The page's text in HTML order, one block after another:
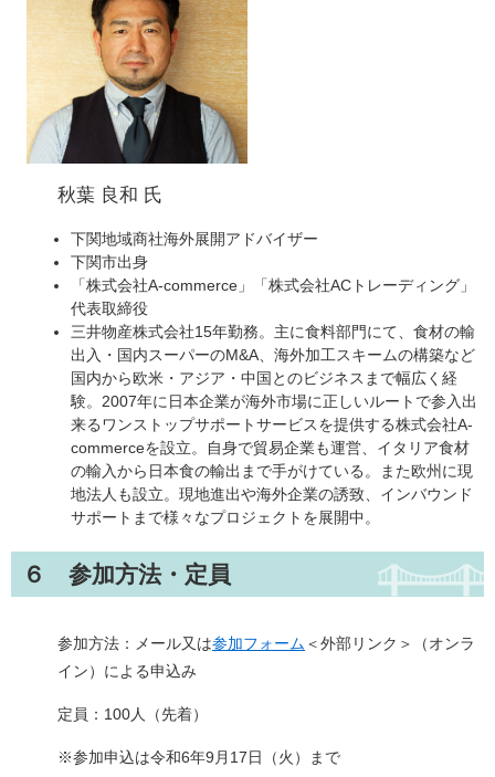
秋葉 良和 氏
下関地域商社海外展開アドバイザー
下関市出身
「株式会社A-commerce」「株式会社ACトレーディング」
代表取締役
三井物産株式会社15年勤務。主に食料部門にて、食材の輸
出入・国内スーパーのM&A、海外加工スキームの構築など
国内から欧米・アジア・中国とのビジネスまで幅広く経
験。2007年に日本企業が海外市場に正しいルートで参入出
来るワンストップサポートサービスを提供する株式会社A-
commerceを設立。自身で貿易企業も運営、イタリア食材
の輸入から日本食の輸出まで手がけている。また欧州に現
地法人も設立。現地進出や海外企業の誘致、インバウンド
サポートまで様々なプロジェクトを展開中。
６ 参加方法・定員
参加方法：メール又は参加フォーム ＜外部リンク＞
（オンラ
イン）による申込み
定員：100人（先着）
※参加申込は令和6年9月17日（火）まで